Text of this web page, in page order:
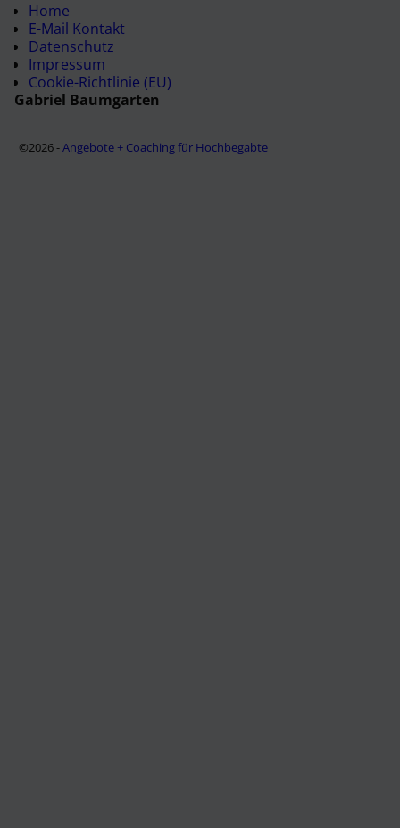
Home
E-Mail Kontakt
Datenschutz
Impressum
Cookie-Richtlinie (EU)
Gabriel Baumgarten
©2026 -Angebote + Coaching für Hochbegabte